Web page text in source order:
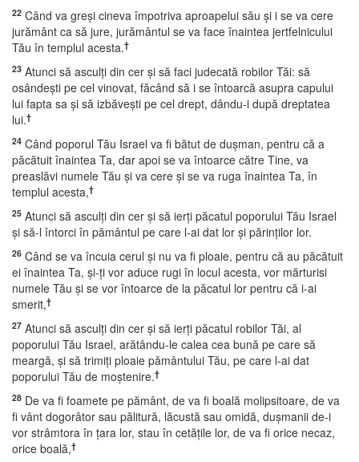
22 Când va greşi cineva împotriva aproapelui său şi i se va cere
jurământ ca să jure, jurământul se va face înaintea jertfelnicului
Tău în templul acesta.†
23 Atunci să asculţi din cer şi să faci judecată robilor Tăi: să
osândeşti pe cel vinovat, făcând să i se întoarcă asupra capului
lui fapta sa şi să izbăveşti pe cel drept, dându-i după dreptatea
lui.†
24 Când poporul Tău Israel va fi bătut de duşman, pentru că a
păcătuit înaintea Ta, dar apoi se va întoarce către Tine, va
preaslăvi numele Tău şi va cere şi se va ruga înaintea Ta, în
templul acesta,†
25 Atunci să asculţi din cer şi să ierţi păcatul poporului Tău Israel
şi să-l întorci în pământul pe care l-ai dat lor şi părinţilor lor.
26 Când se va încuia cerul şi nu va fi ploaie, pentru că au păcătuit
ei înaintea Ta, şi-ţi vor aduce rugi în locul acesta, vor mărturisi
numele Tău şi se vor întoarce de la păcatul lor pentru că i-ai
smerit,†
27 Atunci să asculţi din cer şi să ierţi păcatul robilor Tăi, al
poporului Tău Israel, arătându-le calea cea bună pe care să
meargă, şi să trimiţi ploaie pământului Tău, pe care l-ai dat
poporului Tău de moştenire.†
28 De va fi foamete pe pământ, de va fi boală molipsitoare, de va
fi vânt dogorâtor sau pălitură, lăcustă sau omidă, duşmanii de-i
vor strâmtora în ţara lor, stau în cetăţile lor, de va fi orice necaz,
orice boală,†